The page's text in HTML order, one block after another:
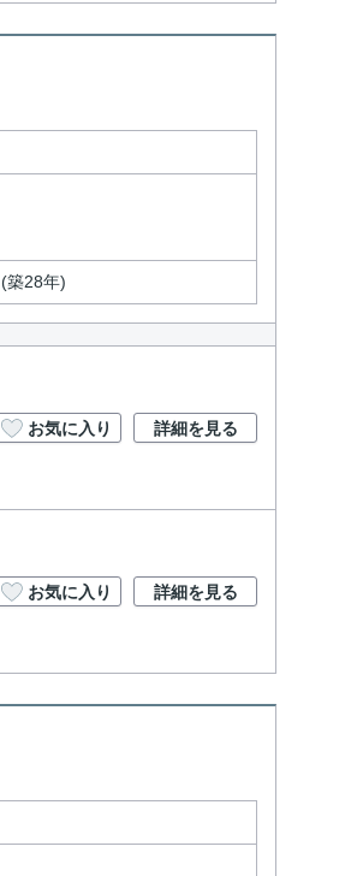
築28年)
お気に入り 詳細を見る
お気に入り 詳細を見る